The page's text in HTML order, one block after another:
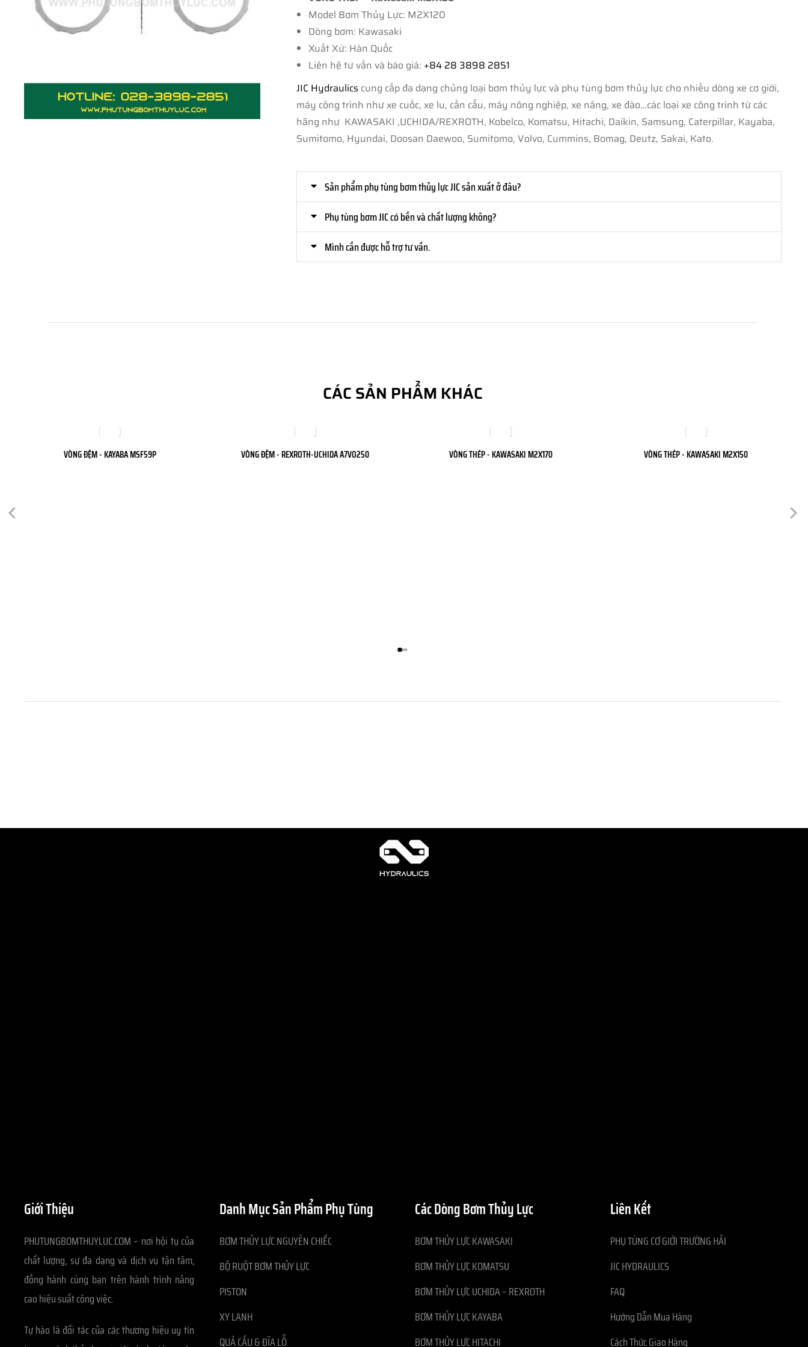
Model Bơm Thủy Lực: M2X120
Dòng bơm: Kawasaki
Xuất Xứ: Hàn Quốc
Liên hệ tư vấn và báo giá: +84 28 3898 2851
JIC Hydraulics cung cấp đa dạng chủng loại bơm thủy lực và phụ tùng bơm thủy lực cho nhiều dòng xe cơ giới,
máy công trình như xe cuốc, xe lu, cần cẩu, máy nông nghiệp, xe nâng, xe đào…các loại xe công trình từ các
hãng như KAWASAKI ,UCHIDA/REXROTH, Kobelco, Komatsu, Hitachi, Daikin, Samsung, Caterpillar, Kayaba,
Sumitomo, Hyundai, Doosan Daewoo, Sumitomo, Volvo, Cummins, Bomag, Deutz, Sakai, Kato.
Sản phẩm phụ tùng bơm thủy lực JIC sản xuất ở đâu?
Phụ tùng bơm JIC có bền và chất lượng không?
Mình cần được hỗ trợ tư vấn.
CÁC SẢN PHẨM KHÁC
VÒNG ĐỆM - KAYABA MSF59P VÒNG ĐỆM - REXROTH-UCHIDA A7VO250 VÒNG THÉP - KAWASAKI M2X170 VÒNG THÉP - KAWASAKI M2X150
Giới Thiệu
PHUTUNGBOMTHUYLUC.COM – nơi hội tụ của
chất lượng, sự đa dạng và dịch vụ tận tâm,
đồng hành cùng bạn trên hành trình nâng
cao hiệu suất công việc.
Tự hào là đối tác của các thương hiệu uy tín
Danh Mục Sản Phẩm Phụ Tùng
BƠM THỦY LỰC NGUYÊN CHIẾC
BỘ RUỘT BƠM THỦY LỰC
PISTON
XY LANH
QUẢ CẦU & ĐĨA LỖ
Các Dòng Bơm Thủy Lực
BƠM THỦY LỰC KAWASAKI
BƠM THỦY LỰC KOMATSU
BƠM THỦY LỰC UCHIDA – REXROTH
BƠM THỦY LỰC KAYABA
BƠM THỦY LỰC HITACHI
Liên Kết
PHỤ TÙNG CƠ GIỚI TRƯỜNG HẢI
JIC HYDRAULICS
FAQ
Hướng Dẫn Mua Hàng
Cách Thức Giao Hàng